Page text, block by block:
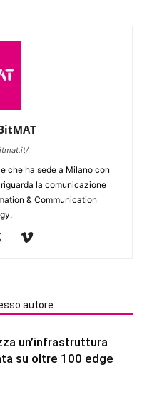
che ha sede a Milano con
la comunicazione
& Communication
autore
un’infrastruttura
su oltre 100 edge